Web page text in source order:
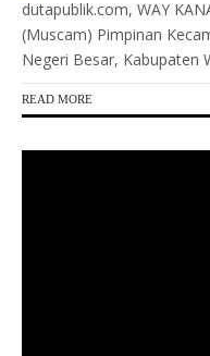
dutapublik.com, WAY
(Muscam) Pimpinan
Negeri Besar, Kabupaten
READ MORE
Keterangan Gambar: Petugas Polsek Kembayan melakukan razia kendaraan dan menindak sepeda motor yang menggunakan knalpot